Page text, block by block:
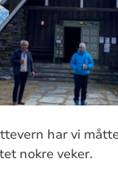
har vi
nokre veker.